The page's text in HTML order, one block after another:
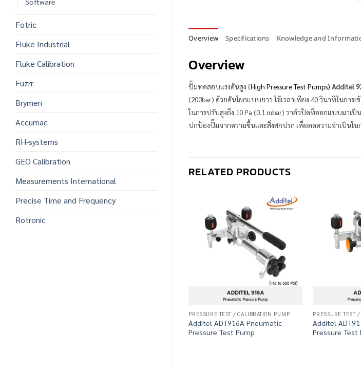
Fotric
Fluke Industrial
Fluke Calibration
Fuzrr
Brymen
Accumac
RH-systems
GEO Calibration
Measurements International
Precise Time and Frequency
Rotronic
Overview Specifications Knowledge and
Overview
ปั๊มทดสอบแรงดันสูง (High Pressure Test Pumps) Additel
(200bar) ด้วยคันโยกแบบยาว ใช้เวลาเพียง 40 วินาทีในกา
ในการปรับสูงถึง 10 Pa (0.1 mbar) วาล์วปิดที่ออกแบบมาเ
ปกป้องปั๊มจากความชื้นและสิ่งสกปรก เพื่อลดความจำเป็นใน
RELATED PRODUCTS
PRESSURE TEST / CALIBRATION PUMP
Additel ADT916A Pneumatic
Pressure Test Pump
PRESSURE TEST
Additel
Pressure Test